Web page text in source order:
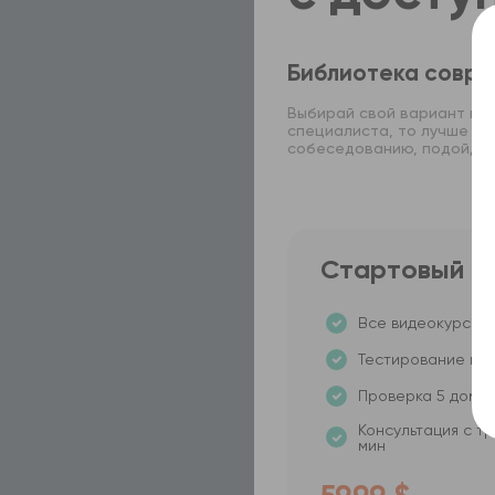
Библиотека
Выбирай свой вариант
специалиста, то лучше
собеседованию,
Стартовый
Все видеокурсы
Тестирование по
Проверка 5
Консультация с
мин